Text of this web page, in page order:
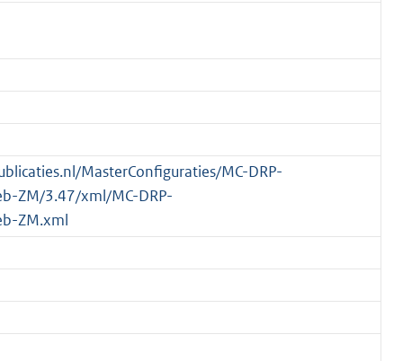
MasterConfiguraties/MC-DRP-
ZM/3.47/xml/MC-DRP-
ZM.xml